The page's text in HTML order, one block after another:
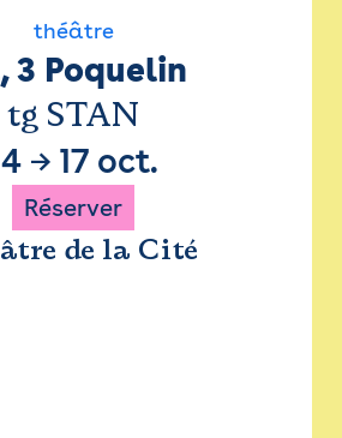
théâtre
3 Poquelin
tg STAN
→ 17 oct.
Réserver
de la Cité